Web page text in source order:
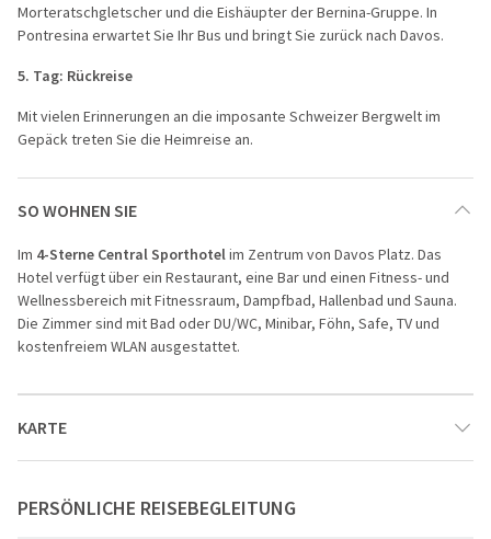
Morteratschgletscher und die Eishäupter der Bernina-Gruppe. In
Pontresina erwartet Sie Ihr Bus und bringt Sie zurück nach Davos.
5. Tag: Rückreise
Mit vielen Erinnerungen an die imposante Schweizer Bergwelt im
Gepäck treten Sie die Heimreise an.
SO WOHNEN SIE
Im 4-Sterne Central Sporthotelim Zentrum von Davos Platz. Das
Hotel verfügt über ein Restaurant, eine Bar und einen Fitness- und
Wellnessbereich mit Fitnessraum, Dampfbad, Hallenbad und Sauna.
Die Zimmer sind mit Bad oder DU/WC, Minibar, Föhn, Safe, TV und
kostenfreiem WLAN ausgestattet.
KARTE
PERSÖNLICHE REISEBEGLEITUNG